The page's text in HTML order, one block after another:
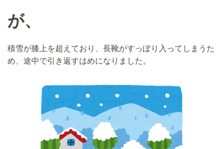
が、
積雪が膝上を超えており、長靴がすっぽり入ってしまうた
め、途中で引き返すはめになりました。